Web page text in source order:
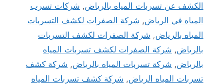
الكشف عن تسربات المياه بالرياض, شركات تسرب
المياه في الرياض, شركة الصفرات لكشف التسربات
المياه بالرياض, شركة الصفرات لكشف التسربات
بالرياض, شركة الصفرات لكشف تسربات المياه
بالرياض, شركة تسربات المياه بالرياض, شركة كشف
تسربات المياه الرياض, شركة كشف تسربات المياه